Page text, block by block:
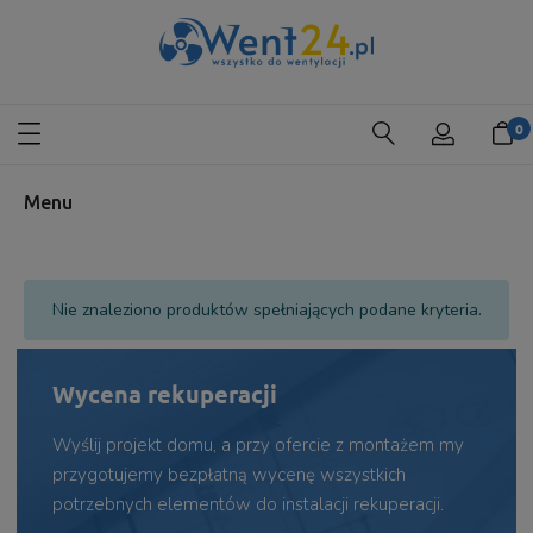
Menu
Nie znaleziono produktów spełniających podane kryteria.
Wycena rekuperacji
Wyślij projekt domu, a przy ofercie z montażem my
przygotujemy bezpłatną wycenę wszystkich
potrzebnych elementów do instalacji rekuperacji.